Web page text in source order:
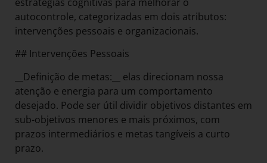
autocontrole, categorizadas em dois atributos:
intervenções pessoais e organizacionais.
## Intervenções Pessoais
__Definição de metas:__ elas direcionam nossa
atenção e energia para um comportamento
desejado. Pode ser útil dividir objetivos distantes em
sub-objetivos menores e mais próximos, com
prazos intermediários e metas tangíveis a curto
prazo.